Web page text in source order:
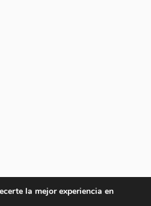
la mejor experiencia en